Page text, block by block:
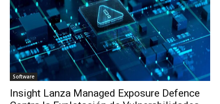
Software
Insight Lanza Managed Exposure Defence